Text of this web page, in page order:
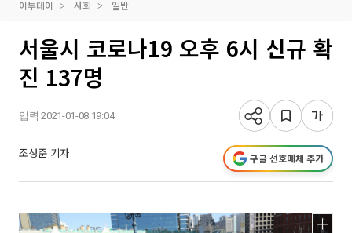
이투데이 사회 일반
서울시 코로나19 오후 6시 신규 확
진 137명
입력 2021-01-08 19:04
조성준 기자 구글 선호매체 추가